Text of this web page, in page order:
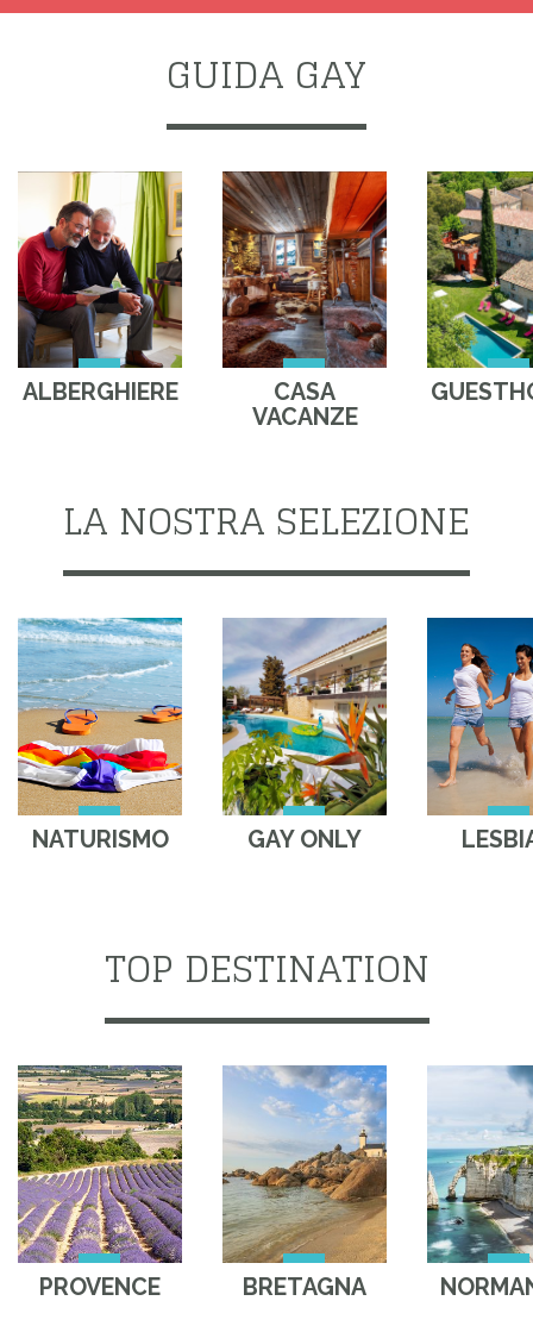
GUIDA GAY
ALBERGHIERE
CASA
VACANZE
LA NOSTRA SELEZIONE
NATURISMO GAY ONLY
TOP DESTINATION
PROVENCE BRETAGNA